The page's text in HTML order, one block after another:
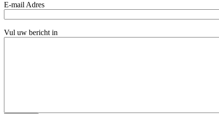
E-mail Adres
Vul uw bericht in